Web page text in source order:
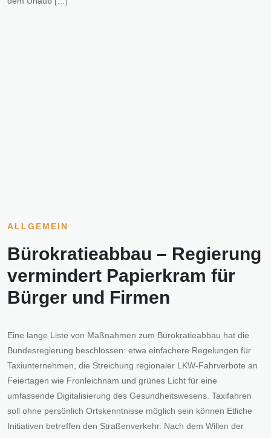
ALLGEMEIN
Bürokratieabbau – Regierung
vermindert Papierkram für
Bürger und Firmen
Eine lange Liste von Maßnahmen zum Bürokratieabbau hat die
Bundesregierung beschlossen: etwa einfachere Regelungen für
Taxiunternehmen, die Streichung regionaler LKW-Fahrverbote an
Feiertagen wie Fronleichnam und grünes Licht für eine
umfassende Digitalisierung des Gesundheitswesens. Taxifahren
soll ohne persönlich Ortskenntnisse möglich sein können Etliche
Initiativen betreffen den Straßenverkehr. Nach dem Willen der